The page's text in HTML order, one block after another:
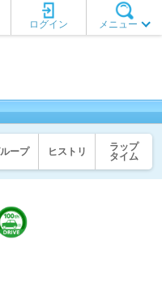
メニュー
ログイン
ープ ヒストリ
ラップ
タイム